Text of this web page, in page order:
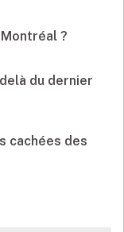
?
du dernier
cachées des